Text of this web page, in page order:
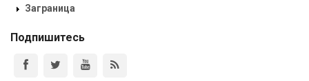
Заграница
Подпишитесь